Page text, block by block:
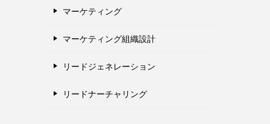
マーケティング
マーケティング組織設計
リードジェネレーション
リードナーチャリング